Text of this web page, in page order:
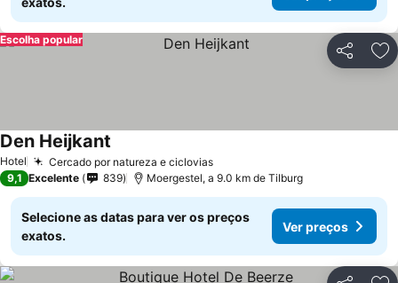
Partilhar
Escolha popular
Hotel Cercado por natureza e ciclovias
Den Heijkant
9,1 Excelente 839 Moergestel, a 9.0 km de Tilburg
Selecione as datas para ver os preços
exatos.
Ver preços